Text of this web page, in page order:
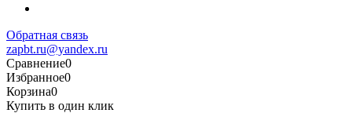
Обратная связь
zapbt.ru@yandex.ru
Сравнение0
Избранное0
Корзина0
Купить в один клик